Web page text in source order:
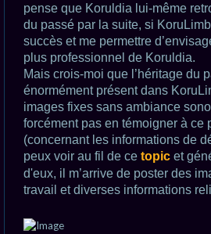
pense que Koruldia lui-même
du passé par la suite, si
succès et me permettre
plus professionnel de Koruldia.
Mais crois-moi que l’héritage du
énormément présent dans
images fixes sans ambiance
forcément pas en témoigner à ce
(concernant les informations de
peux voir au fil de ce topic et
d'eux, il m’arrive de poster des
travail et diverses informations